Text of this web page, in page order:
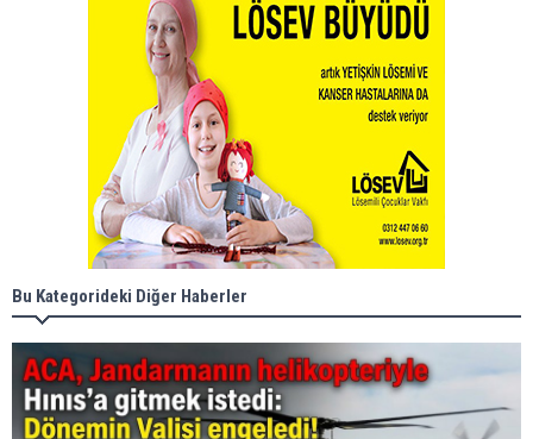
Bu Kategorideki Diğer Haberler